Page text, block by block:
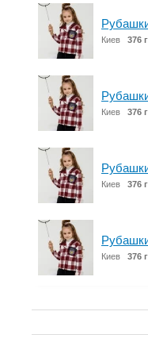
Киев 376
Киев 376
Киев 376
Киев 376